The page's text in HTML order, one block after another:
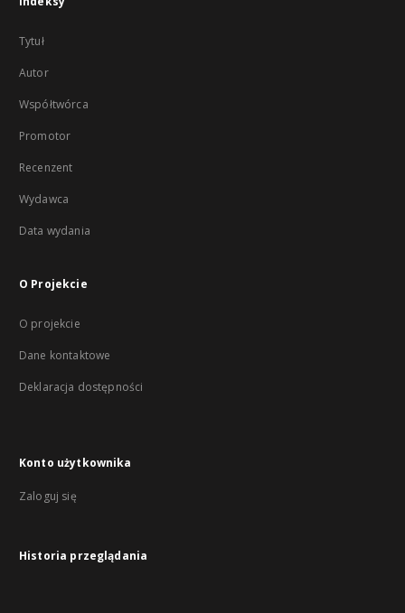
Tytuł
Autor
Współtwórca
Promotor
Recenzent
Wydawca
Data wydania
O Projekcie
O projekcie
Dane kontaktowe
Deklaracja dostępności
Konto użytkownika
Zaloguj się
Historia przeglądania